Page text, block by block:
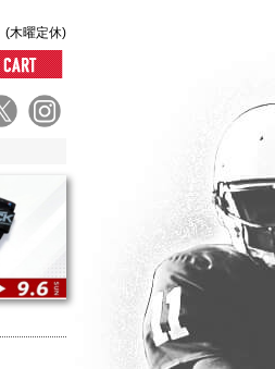
(木曜定休)